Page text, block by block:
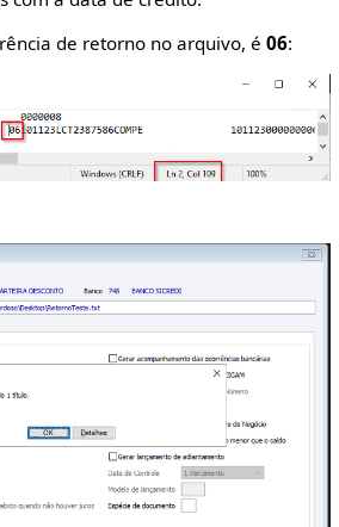
de retorno no arquivo, é 06: